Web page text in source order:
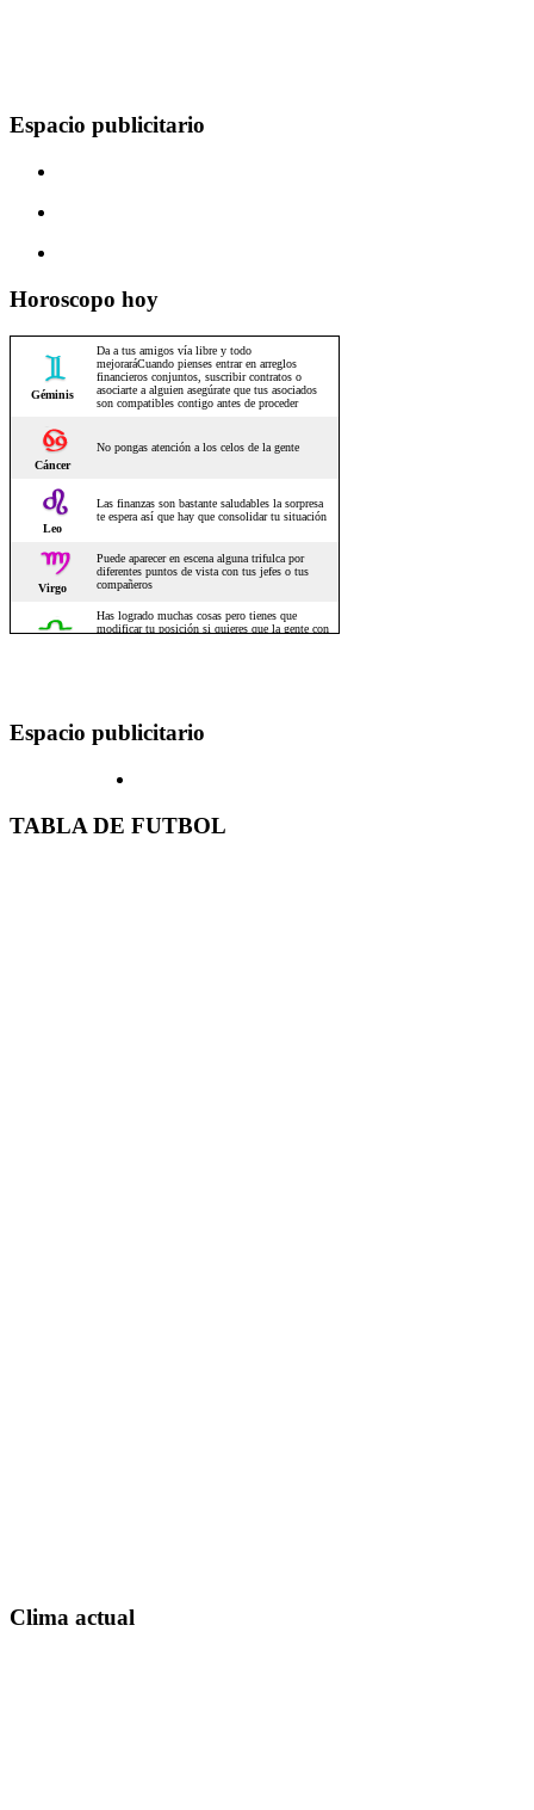
Espacio publicitario
Horoscopo hoy
Espacio publicitario
TABLA DE FUTBOL
Clima actual